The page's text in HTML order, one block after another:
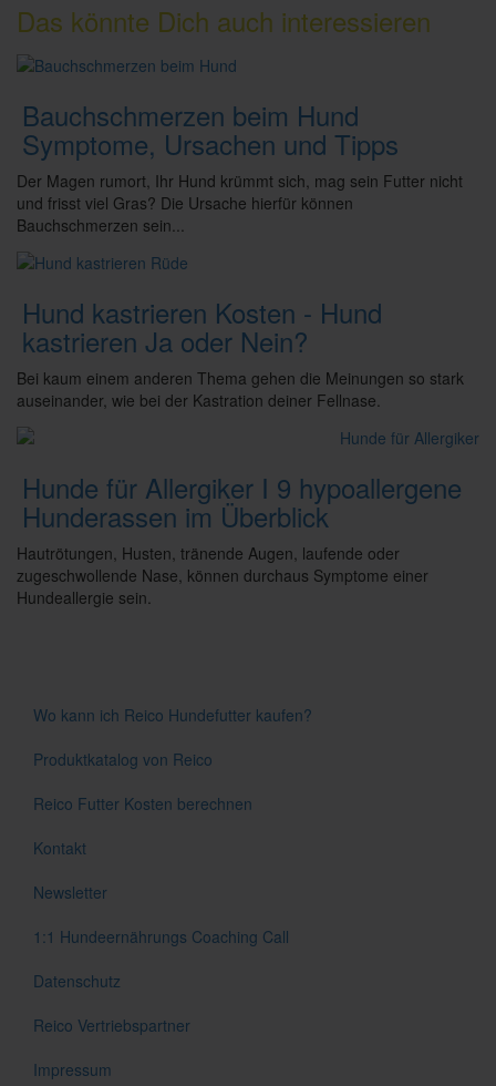
Das könnte Dich auch interessieren
Bauchschmerzen beim Hund
Symptome, Ursachen und Tipps
Der Magen rumort, Ihr Hund krümmt sich, mag sein Futter nicht
und frisst viel Gras? Die Ursache hierfür können
Bauchschmerzen sein...
Hund kastrieren Kosten - Hund
kastrieren Ja oder Nein?
Bei kaum einem anderen Thema gehen die Meinungen so stark
auseinander, wie bei der Kastration deiner Fellnase.
Hunde für Allergiker I 9 hypoallergene
Hunderassen im Überblick
Hautrötungen, Husten, tränende Augen, laufende oder
zugeschwollende Nase, können durchaus Symptome einer
Hundeallergie sein.
Wo kann ich Reico Hundefutter kaufen?
Produktkatalog von Reico
Reico Futter Kosten berechnen
Kontakt
Newsletter
1:1 Hundeernährungs Coaching Call
Datenschutz
Reico Vertriebspartner
Impressum